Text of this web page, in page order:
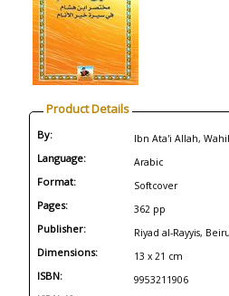
Product Details
By:
Language: Arabic
Format: Softcover
Pages: 362 pp
Publisher: Riyad al-Rayyis,
Dimensions: 13 x 21 cm
ISBN: 9953211906